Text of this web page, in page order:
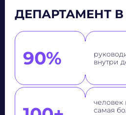
ДЕПАРТАМЕНТ
90%
внутри
человек
самая